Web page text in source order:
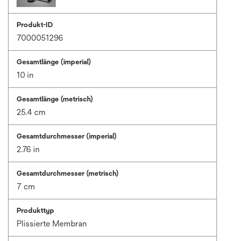
Produkt-ID
7000051296
Gesamtlänge (imperial)
10 in
Gesamtlänge (metrisch)
25.4 cm
Gesamtdurchmesser (imperial)
2.76 in
Gesamtdurchmesser (metrisch)
7 cm
Produkttyp
Plissierte Membran